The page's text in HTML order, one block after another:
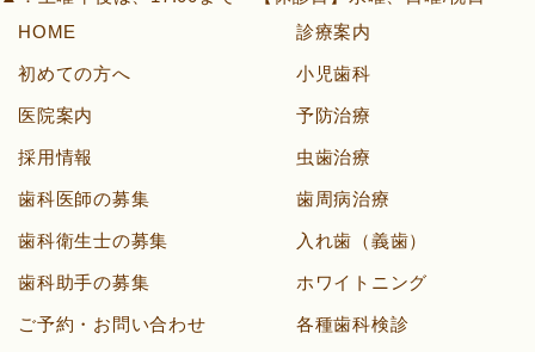
HOME
初めての方へ
医院案内
採用情報
歯科医師の募集
歯科衛生士の募集
歯科助手の募集
ご予約・お問い合わせ
診療案内
小児歯科
予防治療
虫歯治療
歯周病治療
入れ歯（義歯）
ホワイトニング
各種歯科検診